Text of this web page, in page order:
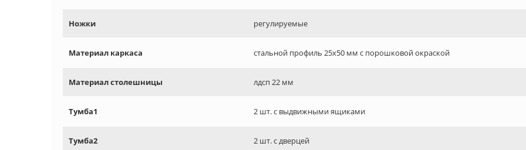
Ножки регулируемые
Материал каркаса стальной профиль 25х50 мм с порошковой окраской
Материал столешницы лдсп 22 мм
Тумба1 2 шт. с выдвижными ящиками
Тумба2 2 шт. с дверцей